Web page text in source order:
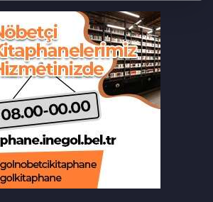
Bursa'da otomobil motosikletle
çarpıştı: 2'si çocuk 3 yaralı
Bursa'daki can alan kaza saniye
saniye kameraya yansıdı
Beğendiği takıları çaldı, kameraya
işte böyle yakalandı